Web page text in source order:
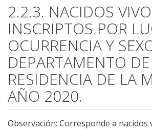
2.2.3. NACIDOS
INSCRIPTOS POR
OCURRENCIA Y
DEPARTAMENTO DE
RESIDENCIA DE LA
AÑO 2020.
Observación: Corresponde a nacidos